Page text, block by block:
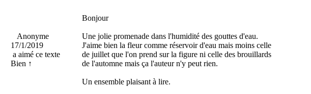
Anonyme
17/1/2019
a aimé ce texte
Bien ↑
Bonjour
Une jolie promenade dans l'humidité des gouttes d'eau.
J'aime bien la fleur comme réservoir d'eau mais moins celle
de juillet que l'on prend sur la figure ni celle des brouillards
de l'automne mais ça l'auteur n'y peut rien.
Un ensemble plaisant à lire.